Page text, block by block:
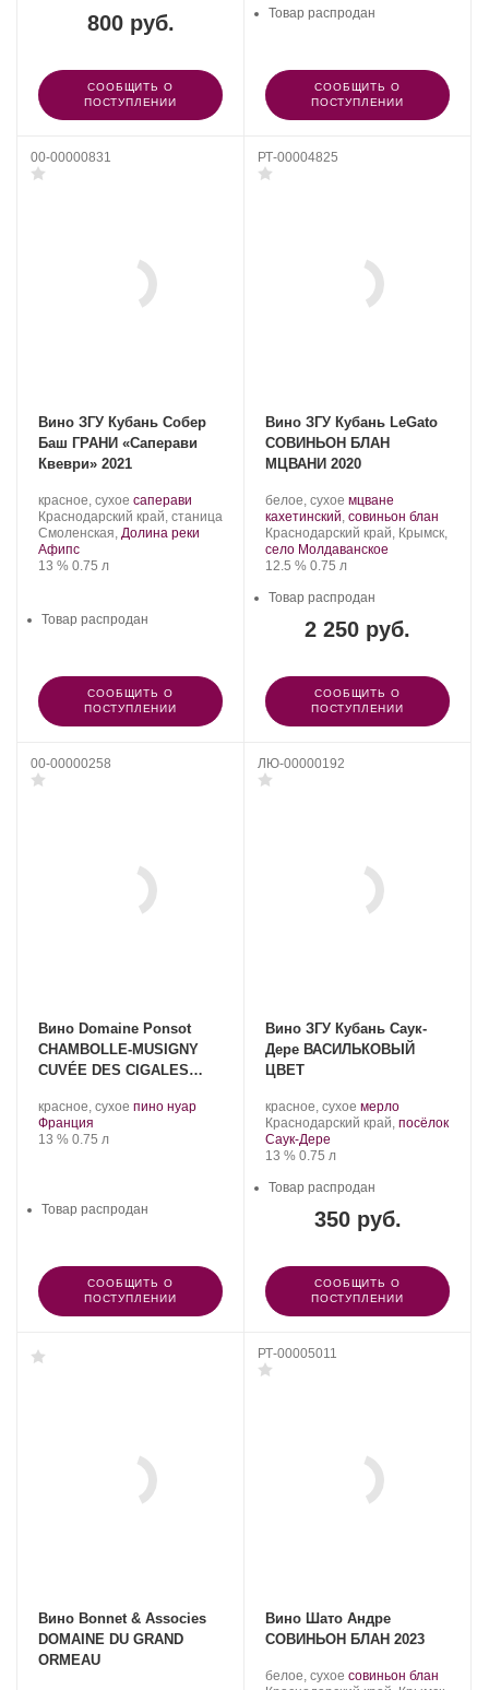
800 руб.
СООБЩИТЬ О
ПОСТУПЛЕНИИ
Товар распродан
СООБЩИТЬ О
ПОСТУПЛЕНИИ
00-00000831
Вино ЗГУ Кубань Собер
Баш ГРАНИ «Саперави
Квеври» 2021
Производитель:
Собер
Баш.
красное, сухое .
Сорт
винограда:
саперави
Регион:
Краснодарский край, станица
Смоленская, Долина реки
Афипс
Крепость
13 %. Объем
0.75 л
Товар распродан
СООБЩИТЬ О
ПОСТУПЛЕНИИ
РТ-00004825
Вино ЗГУ Кубань LeGato
СОВИНЬОН БЛАН
МЦВАНИ 2020
Производитель:
LeGato.
белое, сухое .
Сорт
винограда:
мцване
кахетинский, совиньон блан
Регион:
Краснодарский край, Крымск,
село Молдаванское
Крепость
12.5 %. Объем
0.75 л
2 250 руб.
Товар распродан
СООБЩИТЬ О
ПОСТУПЛЕНИИ
00-00000258
Вино Domaine Ponsot
CHAMBOLLE-MUSIGNY
CUVÉE DES CIGALES
красное, сухое .пино нуар.
Регион:
Франция
Крепость
13 %. Объем
0.75 л
Товар распродан
СООБЩИТЬ О
ПОСТУПЛЕНИИ
ЛЮ-00000192
Вино ЗГУ Кубань Саук-
Дере ВАСИЛЬКОВЫЙ
ЦВЕТ
Производитель:
Саук-
Дере.
красное, сухое .
Сорт
мерло.
Регион:
Краснодарский край, посёлок
Саук-Дере
Крепость
13 %. Объем
0.75 л
350 руб.
Товар распродан
СООБЩИТЬ О
ПОСТУПЛЕНИИ
Вино Bonnet & Associes
DOMAINE DU GRAND
ORMEAU
РТ-00005011
Вино Шато Андре
СОВИНЬОН БЛАН 2023
Производитель:
белое, сухое .совиньон блан